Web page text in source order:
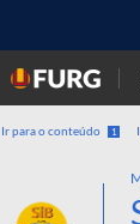
Ir para o conteúdo 1